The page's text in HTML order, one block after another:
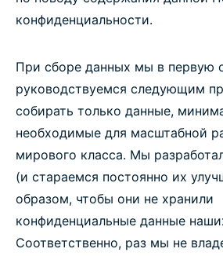
конфиденциальности.
При сборе данных мы в первую
руководствуемся следующим
собирать только данные,
необходимые для масштабной
мирового класса. Мы
(и стараемся постоянно их
образом, чтобы они не хранили
конфиденциальные данные
Соответственно, раз мы не